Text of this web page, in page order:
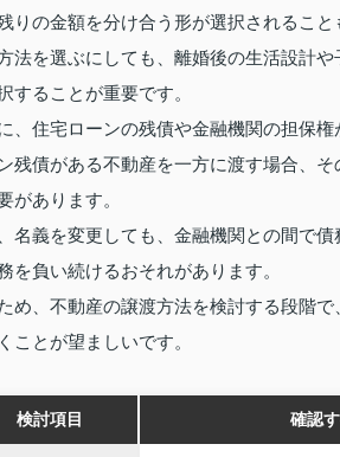
りの金額を分け合う形が選択されること
法を選ぶにしても、離婚後の生活設計
することが重要です。
、住宅ローンの残債や金融機関の担保
残債がある不動産を一方に渡す場合、
があります。
名義を変更しても、金融機関との間で
を負い続けるおそれがあります。
め、不動産の譲渡方法を検討する段階
ことが望ましいです。
検討項目 確認